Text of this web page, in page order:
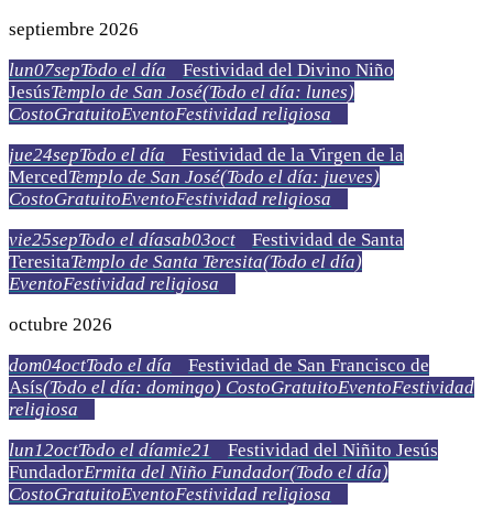
septiembre 2026
lun07sepTodo el día
Festividad del Divino Niño
JesúsTemplo de San José(Todo el día: lunes)
CostoGratuitoEventoFestividad religiosa
jue24sepTodo el día
Festividad de la Virgen de la
MercedTemplo de San José(Todo el día: jueves)
CostoGratuitoEventoFestividad religiosa
vie25sepTodo el díasab03oct
Festividad de Santa
TeresitaTemplo de Santa Teresita(Todo el día)
EventoFestividad religiosa
octubre 2026
dom04octTodo el día
Festividad de San Francisco de
Asís(Todo el día: domingo) CostoGratuitoEventoFestividad
religiosa
lun12octTodo el díamie21
Festividad del Niñito Jesús
FundadorErmita del Niño Fundador(Todo el día)
CostoGratuitoEventoFestividad religiosa